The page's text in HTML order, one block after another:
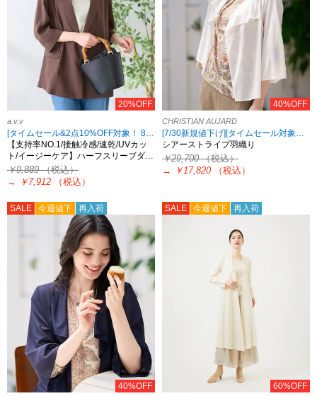
20%OFF
a.v.v
[タイムセール&2点10%OFF対象！ 8/18 8:59まで]
【支持率NO.1/接触冷感/速乾/UVカッ
ト/イージーケア】ハーフスリーブダ…
￥9,889（税込）
→
￥7,912 （税込）
40%OFF
CHRISTIAN AUJARD
[7/30新規値下げ][タイムセール対象！8/18 8:59まで][2点10%OFF対象！8/21 8:59まで 対象ブランド限定]
シアーストライプ羽織り
￥29,700（税込）
→
￥17,820 （税込）
SALE 今週値下 再入荷
40%OFF
SALE 今週値下 再入荷
60%OFF